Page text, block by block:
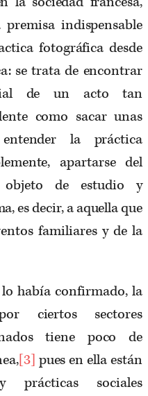
indispensable
fotográfica desde
se trata de encontrar
de un acto tan
como sacar unas
la práctica
apartarse del
de estudio y
es decir, a aquella que
familiares y de la
había confirmado, la
ciertos sectores
tiene poco de
[3] pues en ella están
prácticas sociales